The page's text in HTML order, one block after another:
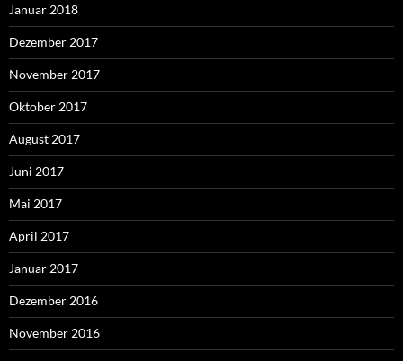
Januar 2018
Dezember 2017
November 2017
Oktober 2017
August 2017
Juni 2017
Mai 2017
April 2017
Januar 2017
Dezember 2016
November 2016